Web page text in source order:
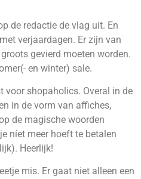
de redactie de vlag uit. En
verjaardagen. Er zijn van
gevierd moeten worden.
en winter) sale.
voor shopaholics. Overal in de
in de vorm van affiches,
de magische woorden
níet meer hoeft te betalen
Heerlijk!
mis. Er gaat niet alleen een